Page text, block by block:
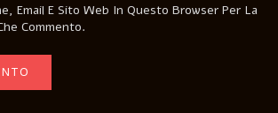
Email E Sito Web In Questo Browser Per La
Commento.